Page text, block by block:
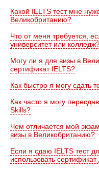
Какой IELTS тест мне
Великобританию?
Что от меня требуется,
университет или
Могу ли я для визы в
сертификат IELTS?
Как быстро я могу сдать
Как часто я могу
Skills?
Чем отличается мой
визы в Великобританию?
Если я сдаю IELTS тест
использовать